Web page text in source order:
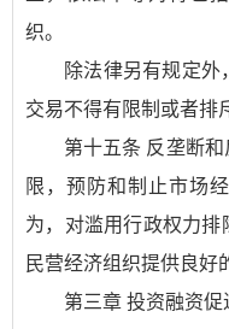
织。
除法律另有规定外
交易不得有限制或者排
第十五条 反垄断
限，预防和制止市场
为，对滥用行政权力
民营经济组织提供良好
第三章 投资融资促